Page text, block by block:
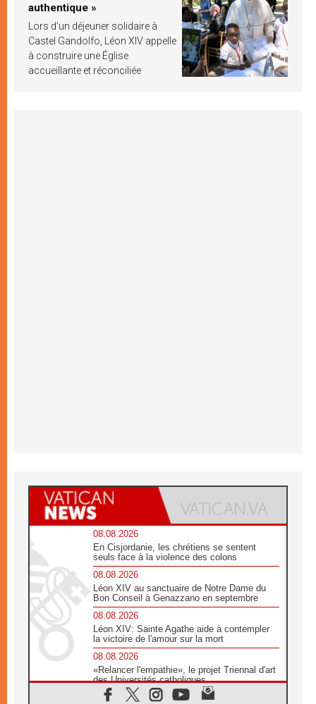
authentique »
Lors d’un déjeuner solidaire à
Castel Gandolfo, Léon XIV appelle
à construire une Église
accueillante et réconciliée
08.08.2026
En Cisjordanie, les chrétiens se sentent
seuls face à la violence des colons
08.08.2026
Léon XIV au sanctuaire de Notre Dame du
Bon Conseil à Genazzano en septembre
08.08.2026
Léon XIV: Sainte Agathe aide à contempler
la victoire de l'amour sur la mort
08.08.2026
«Relancer l'empathie», le projet Triennal d'art
des Universités catholiques
08.08.2026